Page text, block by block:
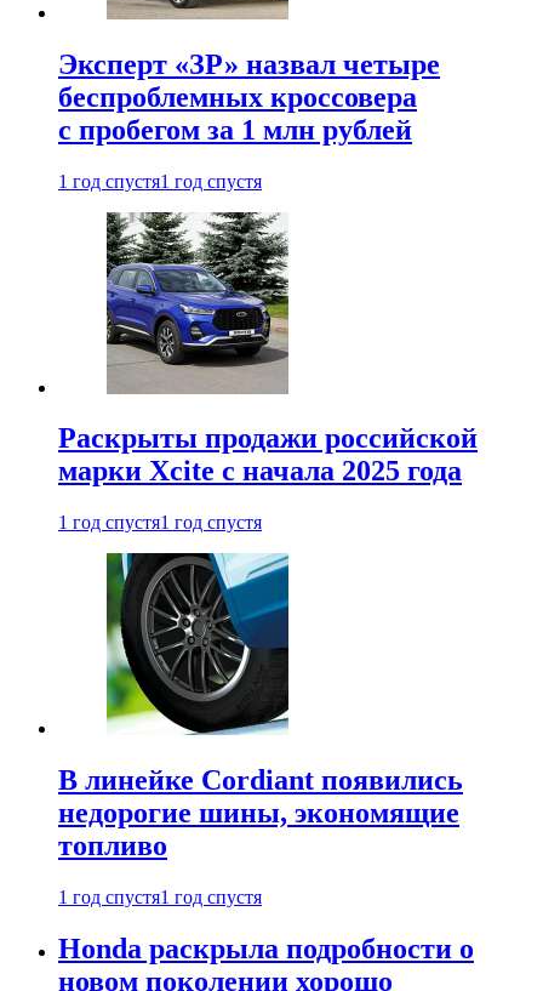
Эксперт «ЗР» назвал четыре
беспроблемных кроссовера
с пробегом за 1 млн рублей
1 год спустя1 год спустя
Раскрыты продажи российской
марки Xcite с начала 2025 года
1 год спустя1 год спустя
В линейке Cordiant появились
недорогие шины, экономящие
топливо
1 год спустя1 год спустя
Honda раскрыла подробности о
новом поколении хорошо